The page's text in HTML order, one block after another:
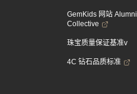
GemKids 网站 Alumni
Collective
珠宝质量保证基准v
4C 钻石品质标准